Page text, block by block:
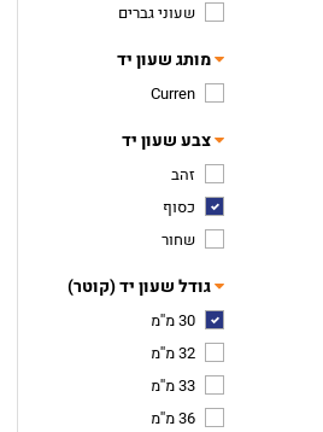
שעוני גברים
מותג שעון יד
Curren
צבע שעון יד
זהב
כסוף
שחור
גודל שעון יד (קוטר)
30 מ''מ
32 מ''מ
33 מ''מ
36 מ''מ